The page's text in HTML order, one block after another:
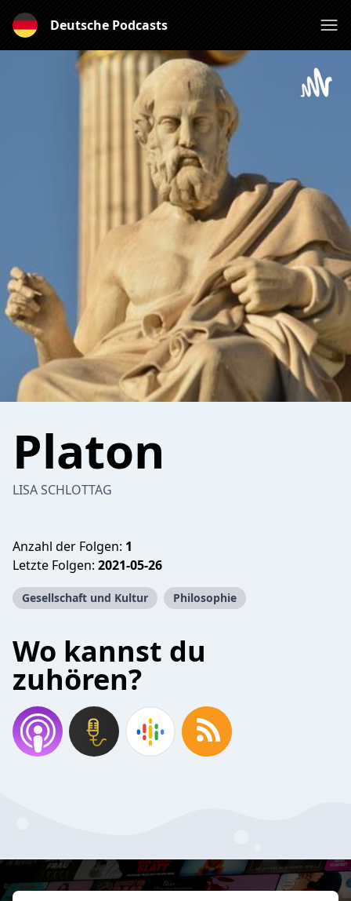
Deutsche Podcasts
Platon
LISA SCHLOTTAG
Anzahl der Folgen: 1
Letzte Folgen: 2021-05-26
Gesellschaft und Kultur Philosophie
Wo kannst du
zuhören?